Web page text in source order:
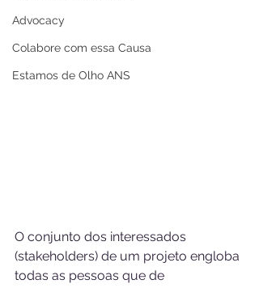
Advocacy
Colabore com essa Causa
Estamos de Olho ANS
O conjunto dos interessados
(stakeholders) de um projeto engloba
todas as pessoas que de